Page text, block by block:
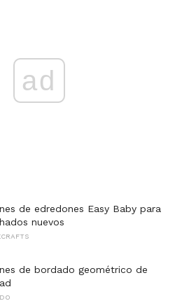
ad
de edredones Easy Baby para
nuevos
de bordado geométrico de